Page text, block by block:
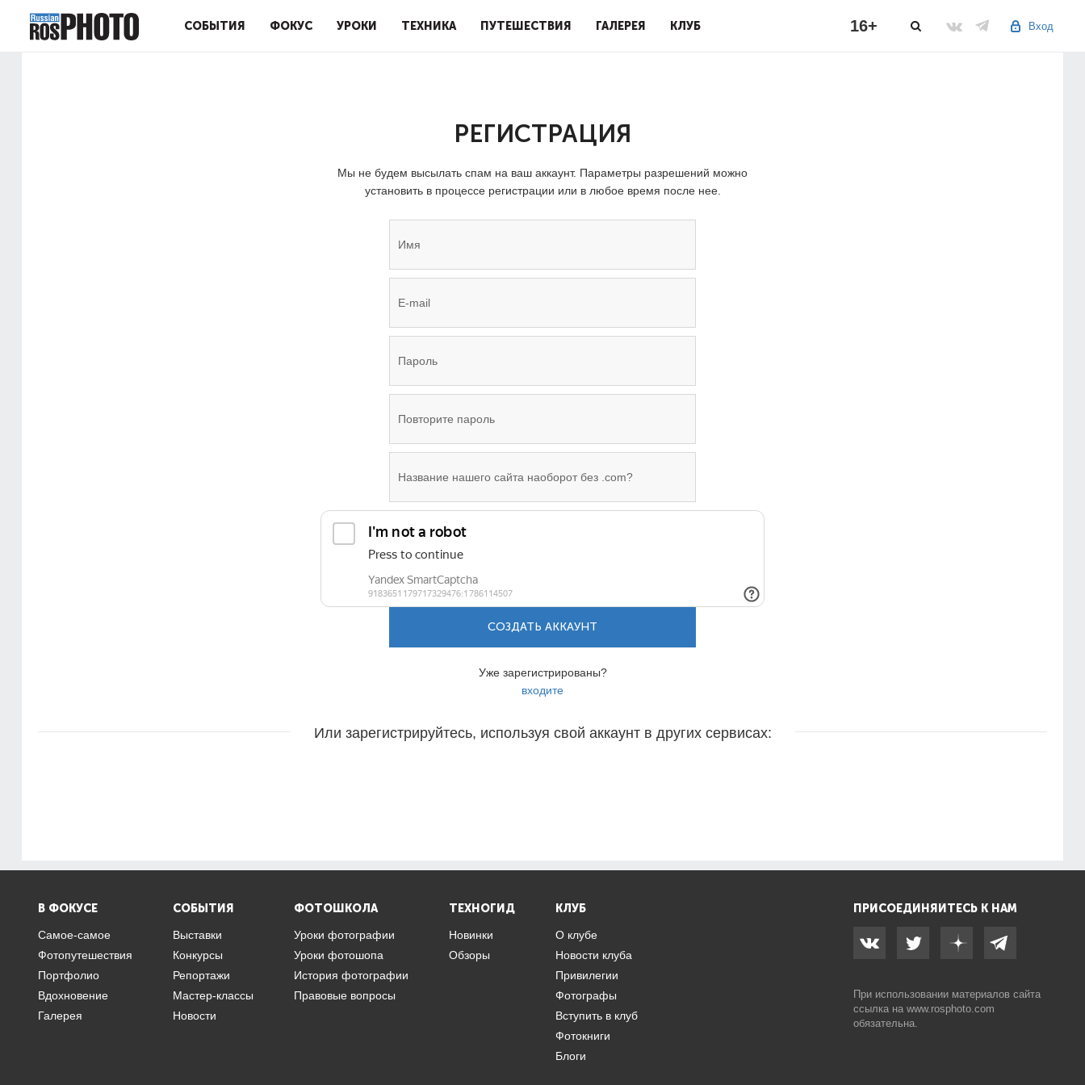
СОБЫТИЯ ФОКУС УРОКИ ТЕХНИКА ПУТЕШЕСТВИЯ ГАЛЕРЕЯ КЛУБ Вход
16+
РЕГИСТРАЦИЯ
Мы не будем высылать спам на ваш аккаунт. Параметры разрешений можно
установить в процессе регистрации или в любое время после нее.
СОЗДАТЬ АККАУНТ
Уже зарегистрированы?
входите
Или зарегистрируйтесь, используя свой аккаунт в других сервисах:
В ФОКУСЕ
Самое-самое
Фотопутешествия
Портфолио
Вдохновение
Галерея
СОБЫТИЯ
Выставки
Конкурсы
Репортажи
Мастер-классы
Новости
ФОТОШКОЛА
Уроки фотографии
Уроки фотошопа
История фотографии
Правовые вопросы
ТЕХНОГИД
Новинки
Обзоры
КЛУБ
О клубе
Новости клуба
Привилегии
Фотографы
Вступить в клуб
Фотокниги
Блоги
ПРИСОЕДИНЯЙТЕСЬ К НАМ
При использовании материалов сайта
ссылка на www.rosphoto.com
обязательна.